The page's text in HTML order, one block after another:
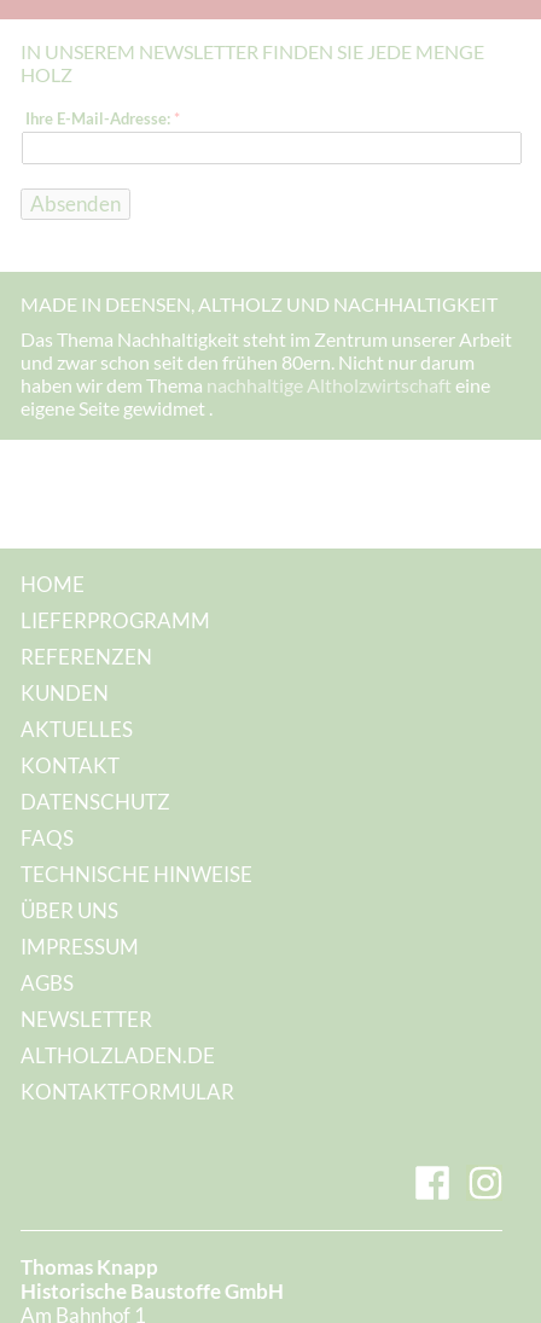
IN UNSEREM NEWSLETTER FINDEN SIE JEDE MENGE
HOLZ
E
M
i
l
d
e
s
e
Ihre E-Mail-Adresse: *
Absenden
MADE IN DEENSEN, ALTHOLZ UND NACHHALTIGKEIT
Das Thema Nachhaltigkeit steht im Zentrum unserer Arbeit
und zwar schon seit den frühen 80ern. Nicht nur darum
haben wir dem Thema nachhaltige Altholzwirtschaft eine
eigene Seite gewidmet .
HOME
LIEFERPROGRAMM
REFERENZEN
KUNDEN
AKTUELLES
KONTAKT
DATENSCHUTZ
FAQS
TECHNISCHE HINWEISE
ÜBER UNS
IMPRESSUM
AGBS
NEWSLETTER
ALTHOLZLADEN.DE
KONTAKTFORMULAR
Thomas Knapp
Historische Baustoffe GmbH
Am Bahnhof 1